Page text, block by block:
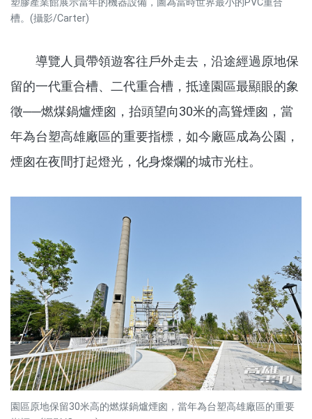
槽。(攝影/Carter)
導覽人員帶領遊客往戶外走去，沿途經過原地保
留的一代重合槽、二代重合槽，抵達園區最顯眼的象
徵──燃煤鍋爐煙囪，抬頭望向30米的高聳煙囪，當
年為台塑高雄廠區的重要指標，如今廠區成為公園，
煙囪在夜間打起燈光，化身燦爛的城市光柱。
園區原地保留30米高的燃煤鍋爐煙囪，當年為台塑高雄廠區的重要